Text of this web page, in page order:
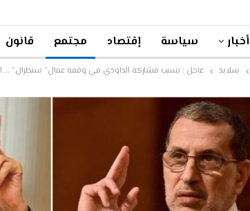
أخبار سياسة إقتصاد مجتمع قانون
سلايد عاجل : بسبب مشاركة الداودي في وقفة عمال” سنطرال” …